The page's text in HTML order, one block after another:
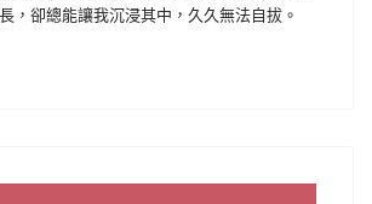
，卻總能讓我沉浸其中，久久無法自拔。